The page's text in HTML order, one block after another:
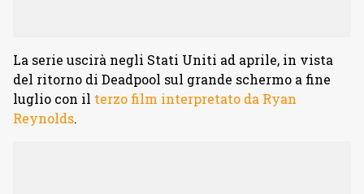
La serie uscirà negli Stati Uniti ad aprile, in vista
del ritorno di Deadpool sul grande schermo a fine
luglio con il terzo film interpretato da Ryan
Reynolds.